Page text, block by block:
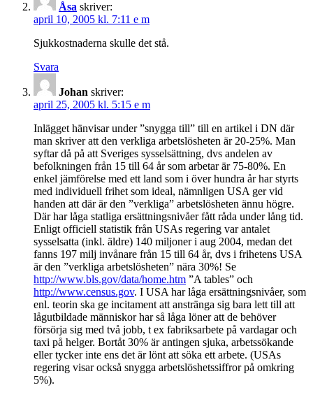
Åsa skriver:
april 10, 2005 kl. 7:11 e m
Sjukkostnaderna skulle det stå.
Svara
Johan skriver:
april 25, 2005 kl. 5:15 e m
Inlägget hänvisar under ”snygga till” till en artikel i DN där
man skriver att den verkliga arbetslösheten är 20-25%. Man
syftar då på att Sveriges sysselsättning, dvs andelen av
befolkningen från 15 till 64 år som arbetar är 75-80%. En
enkel jämförelse med ett land som i över hundra år har styrts
med individuell frihet som ideal, nämnligen USA ger vid
handen att där är den ”verkliga” arbetslösheten ännu högre.
Där har låga statliga ersättningsnivåer fått råda under lång tid.
Enligt officiell statistik från USAs regering var antalet
sysselsatta (inkl. äldre) 140 miljoner i aug 2004, medan det
fanns 197 milj invånare från 15 till 64 år, dvs i frihetens USA
är den ”verkliga arbetslösheten” nära 30%! Se
http://www.bls.gov/data/home.htm ”A tables” och
http://www.census.gov. I USA har låga ersättningsnivåer, som
enl. teorin ska ge incitament att anstränga sig bara lett till att
lågutbildade människor har så låga löner att de behöver
försörja sig med två jobb, t ex fabriksarbete på vardagar och
taxi på helger. Bortåt 30% är antingen sjuka, arbetssökande
eller tycker inte ens det är lönt att söka ett arbete. (USAs
regering visar också snygga arbetslöshetssiffror på omkring
5%).